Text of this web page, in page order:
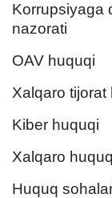
Korrupsiyaga
nazorati
OAV huquqi
Xalqaro tijorat
Kiber huquqi
Xalqaro
Huquq